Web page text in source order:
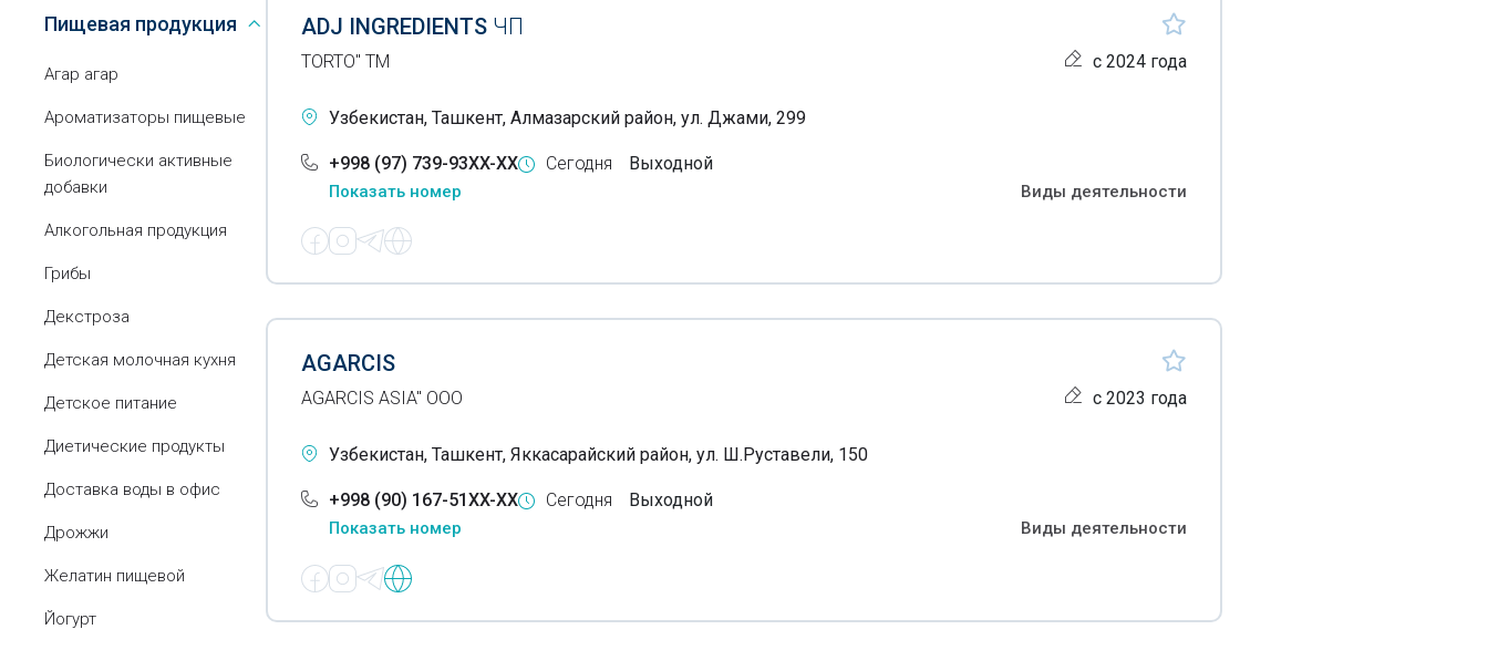
Пищевая продукция
Агар агар
Ароматизаторы пищевые
Биологически активные
добавки
Алкогольная продукция
Грибы
Декстроза
Детская молочная кухня
Детское питание
Диетические продукты
Доставка воды в офис
Дрожжи
Желатин пищевой
Йогурт
ADJ INGREDIENTS ЧП
TORTO" ТМ с 2024 года
Узбекистан, Ташкент, Алмазарский район, ул. Джами, 299
+998 (97) 739-93XX-XX
Показать номер
Сегодня Выходной
Виды деятельности
AGARCIS
AGARCIS ASIA" ООО с 2023 года
Узбекистан, Ташкент, Яккасарайский район, ул. Ш.Руставели, 150
+998 (90) 167-51XX-XX
Показать номер
Сегодня Выходной
Виды деятельности